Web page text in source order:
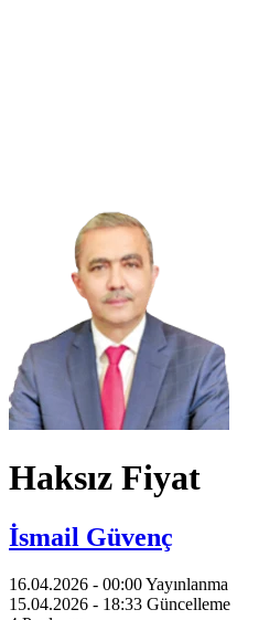
Haksız Fiyat
İsmail Güvenç
16.04.2026 - 00:00Yayınlanma
15.04.2026 - 18:33 Güncelleme